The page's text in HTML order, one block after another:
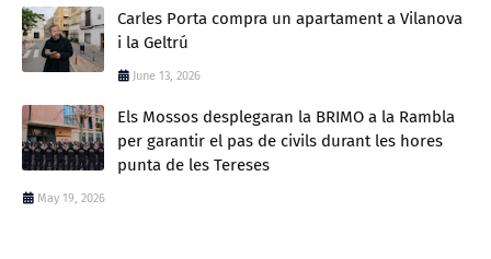
Carles Porta compra un apartament a Vilanova
i la Geltrú
June 13, 2026
Els Mossos desplegaran la BRIMO a la Rambla
per garantir el pas de civils durant les hores
punta de les Tereses
May 19, 2026